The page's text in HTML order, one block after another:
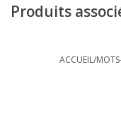
Produits
ACCUEIL/